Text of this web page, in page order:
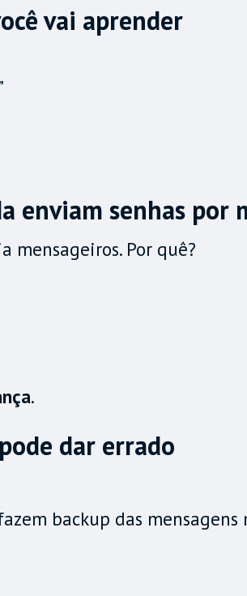
vai aprender
enviam senhas por
mensageiros. Por quê?
.
dar errado
backup das